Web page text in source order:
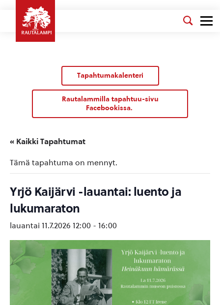
Tapahtumakalenteri
Rautalammilla tapahtuu-sivu
Facebookissa.
« Kaikki Tapahtumat
Tämä tapahtuma on mennyt.
Yrjö Kaijärvi -lauantai: luento ja
lukumaraton
lauantai 11.7.2026 12:00 - 16:00